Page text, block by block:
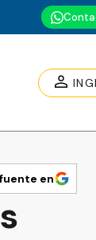
en